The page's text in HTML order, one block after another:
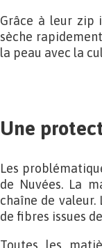
Grâce à leur zip
sèche
la peau avec la
Une
Les
de Nuvées. La
chaîne de
de fibres issues
Toutes les